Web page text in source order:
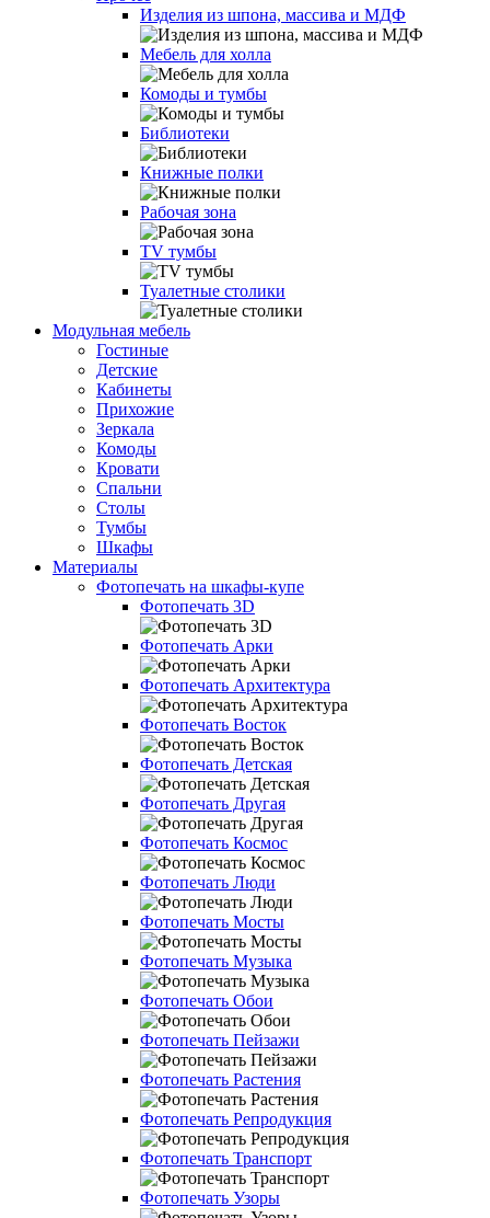
Изделия из шпона, массива и МДФ
Мебель для холла
Комоды и тумбы
Библиотеки
Книжные полки
Рабочая зона
TV тумбы
Туалетные столики
Модульная мебель
Гостиные
Детские
Кабинеты
Прихожие
Зеркала
Комоды
Кровати
Спальни
Столы
Тумбы
Шкафы
Материалы
Фотопечать на шкафы-купе
Фотопечать 3D
Фотопечать Арки
Фотопечать Архитектура
Фотопечать Восток
Фотопечать Детская
Фотопечать Другая
Фотопечать Космос
Фотопечать Люди
Фотопечать Мосты
Фотопечать Музыка
Фотопечать Обои
Фотопечать Пейзажи
Фотопечать Растения
Фотопечать Репродукция
Фотопечать Транспорт
Фотопечать Узоры